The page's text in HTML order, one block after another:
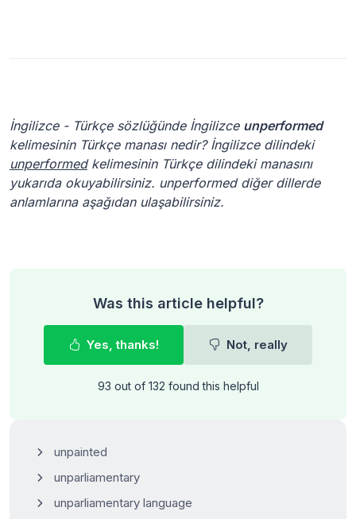
İngilizce - Türkçe sözlüğünde İngilizce unperformed
kelimesinin Türkçe manası nedir? İngilizce dilindeki
unperformedkelimesinin Türkçe dilindeki manasını
yukarıda okuyabilirsiniz. unperformed diğer dillerde
anlamlarına aşağıdan ulaşabilirsiniz.
Was this article helpful?
Yes, thanks! Not, really
93 out of 132 found this helpful
unpainted
unparliamentary
unparliamentary language